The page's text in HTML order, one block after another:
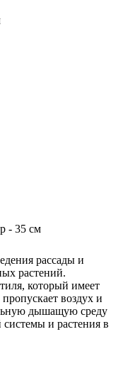
- 35 см
рассады и
растений.
который имеет
воздух и
дышащую среду
системы и растения в